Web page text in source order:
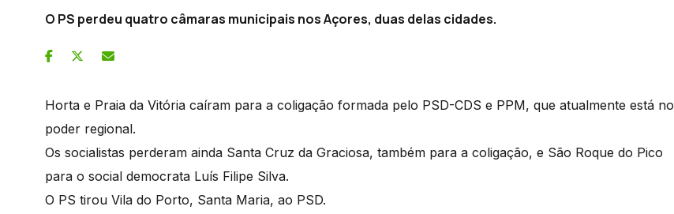
O PS perdeu quatro câmaras municipais nos Açores, duas delas cidades.
Horta e Praia da Vitória caíram para a coligação formada pelo PSD-CDS e PPM, que atualmente está no
poder regional.
Os socialistas perderam ainda Santa Cruz da Graciosa, também para a coligação, e São Roque do Pico
para o social democrata Luís Filipe Silva.
O PS tirou Vila do Porto, Santa Maria, ao PSD.